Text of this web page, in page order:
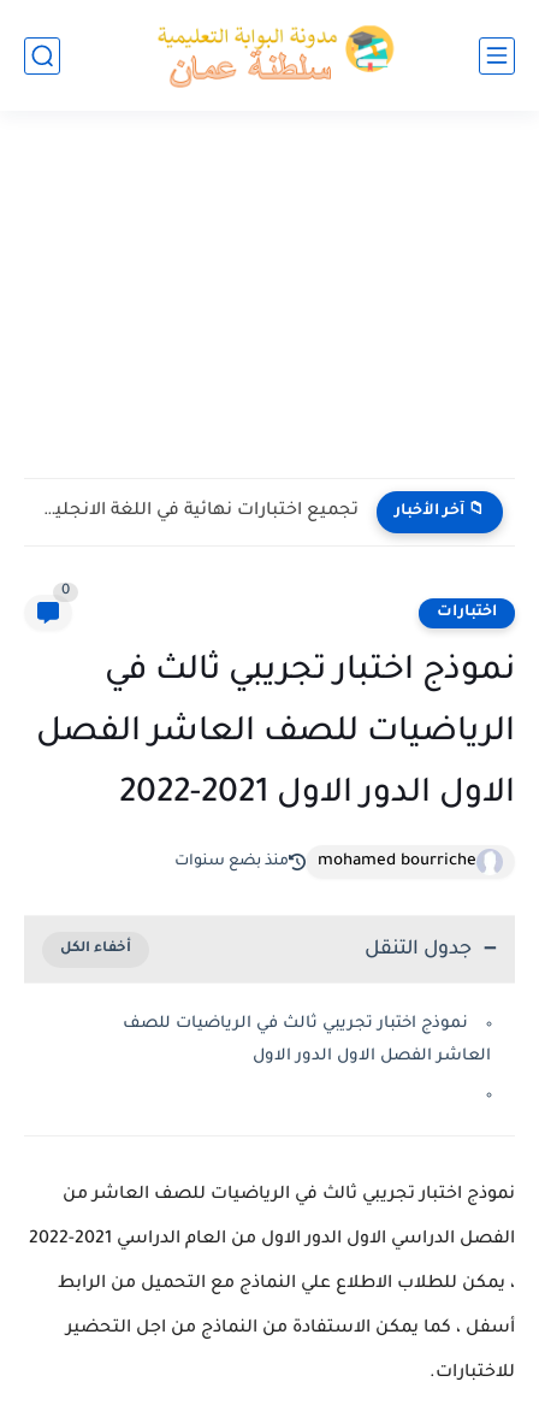
📁 آخر الأخبار تجميع اختبارات نهائية في اللغة الانجليزية للصف الخامس الفصل الثاني...
اختبارات
0
نموذج اختبار تجريبي ثالث في
الرياضيات للصف العاشر الفصل
الاول الدور الاول 2021-2022
mohamed bourriche منذ بضع سنوات
جدول التنقل
نموذج اختبار تجريبي ثالث في الرياضيات للصف
العاشر الفصل الاول الدور الاول
نموذج اختبار تجريبي ثالث في الرياضيات للصف العاشر من
الفصل الدراسي الاول الدور الاول من العام الدراسي 2021-2022
، يمكن للطلاب الاطلاع علي النماذج مع التحميل من الرابط
أسفل ، كما يمكن الاستفادة من النماذج من اجل التحضير
للاختبارات.